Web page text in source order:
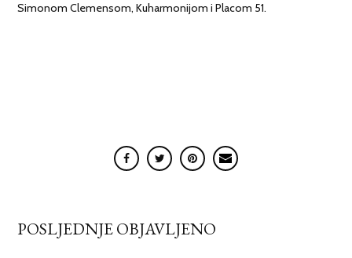
Simonom Clemensom, Kuharmonijom i Placom 51.
POSLJEDNJE OBJAVLJENO